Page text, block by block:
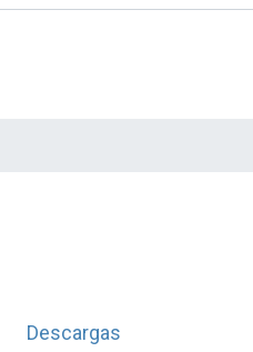
Descargas